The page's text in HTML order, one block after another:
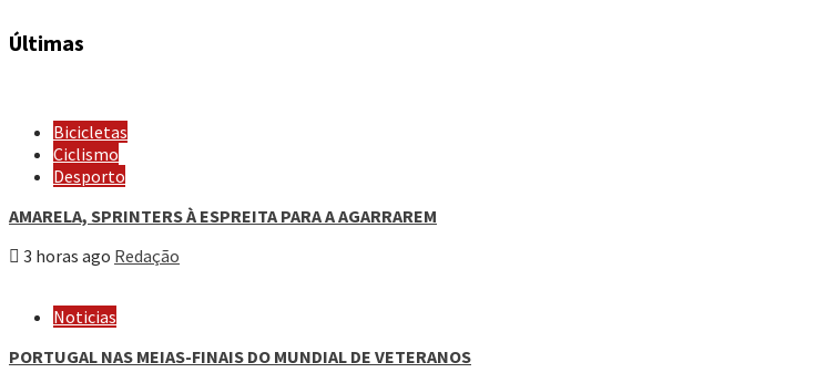
Últimas
Bicicletas
Ciclismo
Desporto
AMARELA, SPRINTERS À ESPREITA PARA A AGARRAREM
3 horas ago Redação
Noticias
PORTUGAL NAS MEIAS-FINAIS DO MUNDIAL DE VETERANOS